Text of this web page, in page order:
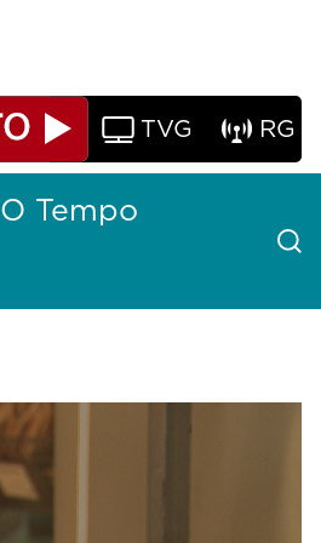
TVG RG
O Tempo